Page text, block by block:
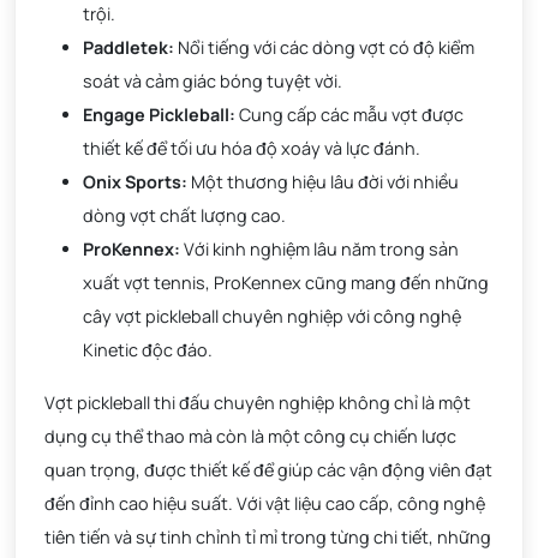
trội.
Paddletek: Nổi tiếng với các dòng vợt có độ kiểm
soát và cảm giác bóng tuyệt vời.
Engage Pickleball: Cung cấp các mẫu vợt được
thiết kế để tối ưu hóa độ xoáy và lực đánh.
Onix Sports: Một thương hiệu lâu đời với nhiều
dòng vợt chất lượng cao.
ProKennex: Với kinh nghiệm lâu năm trong sản
xuất vợt tennis, ProKennex cũng mang đến những
cây vợt pickleball chuyên nghiệp với công nghệ
Kinetic độc đáo.
Vợt pickleball thi đấu chuyên nghiệp không chỉ là một
dụng cụ thể thao mà còn là một công cụ chiến lược
quan trọng, được thiết kế để giúp các vận động viên đạt
đến đỉnh cao hiệu suất. Với vật liệu cao cấp, công nghệ
tiên tiến và sự tinh chỉnh tỉ mỉ trong từng chi tiết, những